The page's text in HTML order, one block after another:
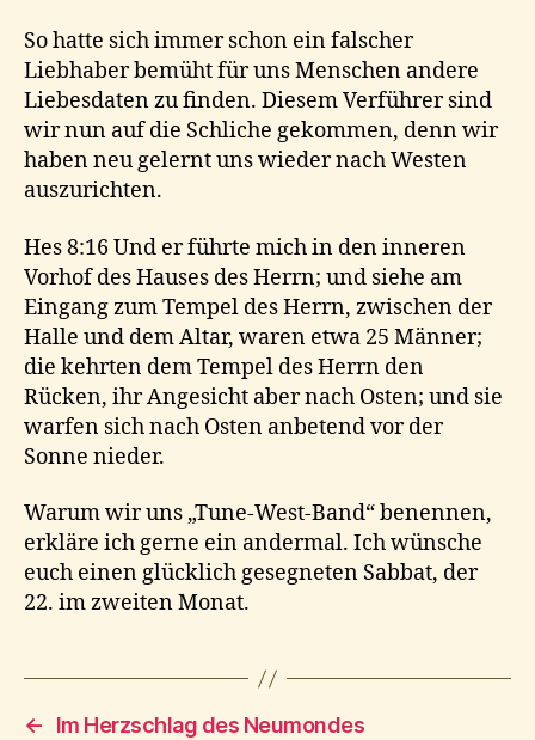
So hatte sich immer schon ein falscher
Liebhaber bemüht für uns Menschen andere
Liebesdaten zu finden. Diesem Verführer sind
wir nun auf die Schliche gekommen, denn wir
haben neu gelernt uns wieder nach Westen
auszurichten.
Hes 8:16 Und er führte mich in den inneren
Vorhof des Hauses des Herrn; und siehe am
Eingang zum Tempel des Herrn, zwischen der
Halle und dem Altar, waren etwa 25 Männer;
die kehrten dem Tempel des Herrn den
Rücken, ihr Angesicht aber nach Osten; und sie
warfen sich nach Osten anbetend vor der
Sonne nieder.
Warum wir uns „Tune-West-Band“ benennen,
erkläre ich gerne ein andermal. Ich wünsche
euch einen glücklich gesegneten Sabbat, der
22. im zweiten Monat.
←
Im Herzschlag des Neumondes